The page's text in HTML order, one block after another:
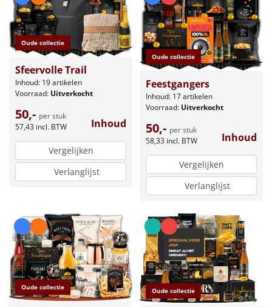
Oude collectie
Sfeervolle Trail
Inhoud: 19 artikelen
Voorraad: Uitverkocht
50,- per stuk
57,43 incl. BTW Inhoud
Vergelijken
Verlanglijst
Oude collectie
Feestgangers
Inhoud: 17 artikelen
Voorraad: Uitverkocht
50,- per stuk
58,33 incl. BTW Inhoud
Vergelijken
Verlanglijst
Oude collectie Oude collectie